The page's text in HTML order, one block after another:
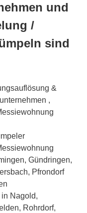
und
/
sind
&
,
Gündringen,
Pfrondorf
Nagold,
Rohrdorf,